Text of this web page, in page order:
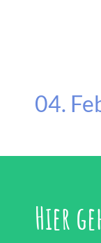
04.
Hier